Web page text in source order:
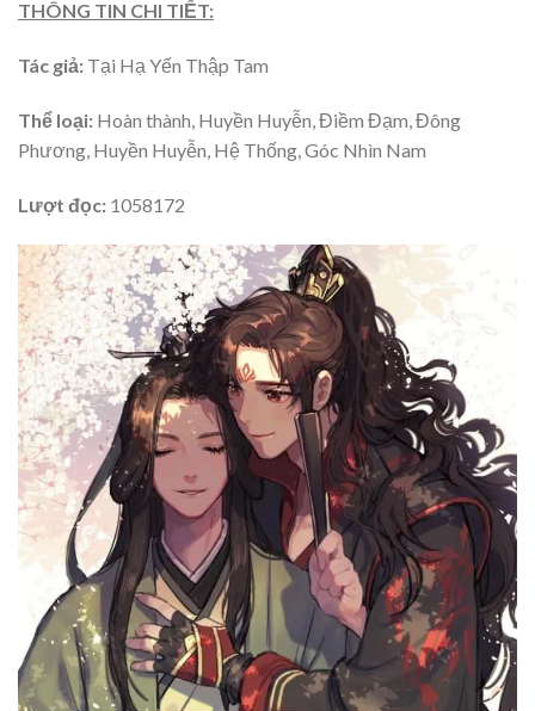
THÔNG TIN CHI TIẾT:
Tác giả: Tại Hạ Yến Thập Tam
Thể loại: Hoàn thành, Huyền Huyễn, Điềm Đạm, Đông
Phương, Huyền Huyễn, Hệ Thống, Góc Nhìn Nam
Lượt đọc: 1058172